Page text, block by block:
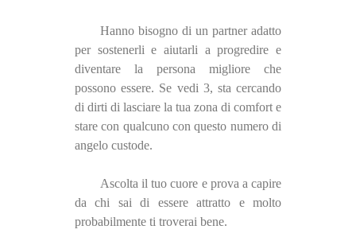
Hanno bisogno di un partner adatto
per sostenerli e aiutarli a progredire e
diventare la persona migliore che
possono essere. Se vedi 3, sta cercando
di dirti di lasciare la tua zona di comfort e
stare con qualcuno con questo numero di
angelo custode.
Ascolta il tuo cuore e prova a capire
da chi sai di essere attratto e molto
probabilmente ti troverai bene.